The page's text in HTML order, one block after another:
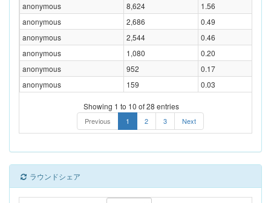
anonymous
8,624
1.56
anonymous
2,686
0.49
anonymous
2,544
0.46
anonymous
1,080
0.20
anonymous
952
0.17
anonymous
159 0.03
Showing 1 to 10 of 28 entries
Previous 1 2 3 Next
ラウンドシェア